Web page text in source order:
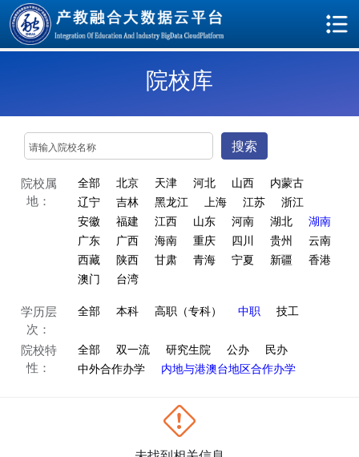
院校库
搜索
院校属
地：
全部 北京 天津 河北 山西
内蒙古
辽宁
吉林 黑龙江 上海 江苏
浙江
安徽
福建 江西 山东 河南 湖北
湖南
广东
广西 海南 重庆 四川 贵州
云南
西藏
陕西 甘肃 青海 宁夏 新疆
香港
澳门
台湾
学历层
次：
全部 本科 高职（专科） 中职 技工
院校特
性：
全部 双一流 研究生院 公办
民办
中外合作办学
内地与港澳台地区合作办学